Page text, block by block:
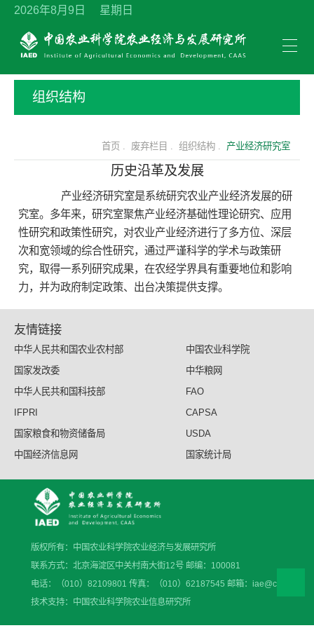
2026年8月9日 星期日
组织结构
首页 . 废弃栏目 . 组织结构 . 产业经济研究室
历史沿革及发展
产业经济研究室是系统研究农业产业经济发展的研
究室。多年来，研究室聚焦产业经济基础性理论研究、应用
性研究和政策性研究，对农业产业经济进行了多方位、深层
次和宽领域的综合性研究，通过严谨科学的学术与政策研
究，取得一系列研究成果，在农经学界具有重要地位和影响
力，并为政府制定政策、出台决策提供支撑。
友情链接
中华人民共和国农业农村部
中国农业科学院
国家发改委
中华粮网
中华人民共和国科技部
FAO
IFPRI
CAPSA
国家粮食和物资储备局
USDA
中国经济信息网
国家统计局
版权所有：中国农业科学院农业经济与发展研究所
联系方式：北京海淀区中关村南大街12号 邮编：100081
电话：（010）82109801 传真：（010）62187545 邮箱：iae@caas.cn
技术支持：中国农业科学院农业信息研究所